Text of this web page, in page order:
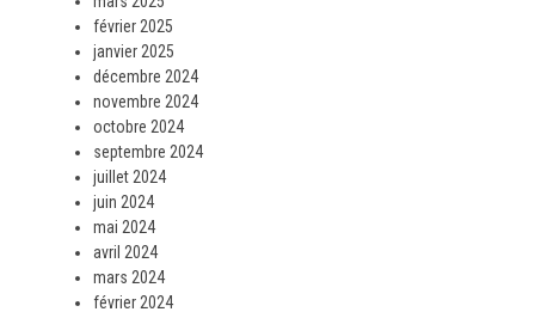
février 2025
janvier 2025
décembre 2024
novembre 2024
octobre 2024
septembre 2024
juillet 2024
juin 2024
mai 2024
avril 2024
mars 2024
février 2024